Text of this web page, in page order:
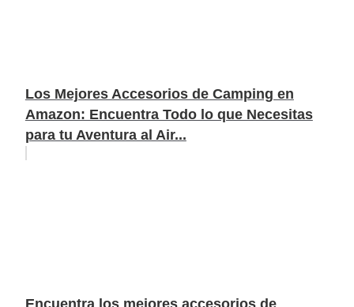
Los Mejores Accesorios de Camping en
Amazon: Encuentra Todo lo que Necesitas
para tu Aventura al Air...